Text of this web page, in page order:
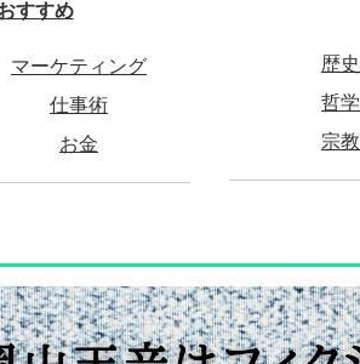
すすめ
マーケティング
仕事術
お金
歴史
哲学
宗教